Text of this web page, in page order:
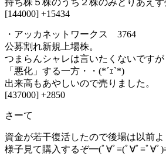
[144000] +15434
・アッカネットワークス 3764
公募割れ新規上場株。
つまらんシャレは言いたくないですが
「悪化」する一方・・(*´ｪ`*)
出来高もあやしいので売りました。
[437000] +2850
さーて
資金が若干復活したので後場は以前
様子見て購入するぞ━(ﾟ∀ﾟ≡(ﾟ∀ﾟ≡ﾟ∀